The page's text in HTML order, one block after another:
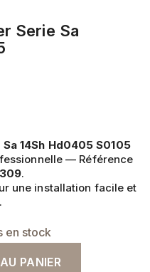
Serie Sa
14Sh Hd0405 S0105
— Référence
.
une installation facile et
en stock
PANIER